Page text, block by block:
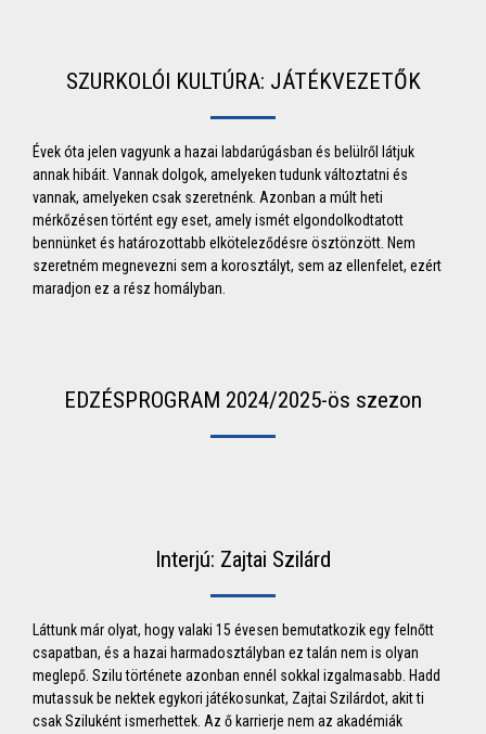
SZURKOLÓI KULTÚRA: JÁTÉKVEZETŐK
Évek óta jelen vagyunk a hazai labdarúgásban és belülről látjuk
annak hibáit. Vannak dolgok, amelyeken tudunk változtatni és
vannak, amelyeken csak szeretnénk. Azonban a múlt heti
mérkőzésen történt egy eset, amely ismét elgondolkodtatott
bennünket és határozottabb elköteleződésre ösztönzött. Nem
szeretném megnevezni sem a korosztályt, sem az ellenfelet, ezért
maradjon ez a rész homályban.
EDZÉSPROGRAM 2024/2025-ös szezon
Interjú: Zajtai Szilárd
Láttunk már olyat, hogy valaki 15 évesen bemutatkozik egy felnőtt
csapatban, és a hazai harmadosztályban ez talán nem is olyan
meglepő. Szilu története azonban ennél sokkal izgalmasabb. Hadd
mutassuk be nektek egykori játékosunkat, Zajtai Szilárdot, akit ti
csak Sziluként ismerhettek. Az ő karrierje nem az akadémiák